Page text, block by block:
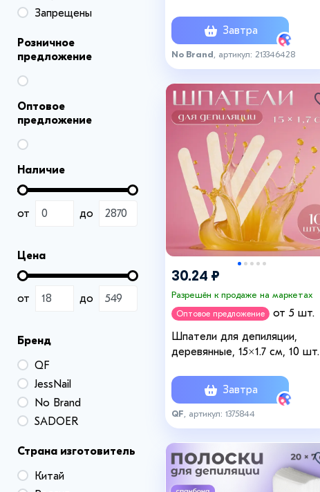
Запрещены
Розничное
предложение
Оптовое
предложение
Наличие
от до
Цена
от до
Бренд
QF
JessNail
No Brand
SADOER
Страна изготовитель
Китай
Завтра
No Brand , артикул: 213346428
30.24 ₽
Разрешён к продаже на маркетах
Оптовое предложение
от 5 шт.
Шпатели для депиляции,
деревянные, 15×1.7 см, 10 шт.
Завтра
QF , артикул: 1375844